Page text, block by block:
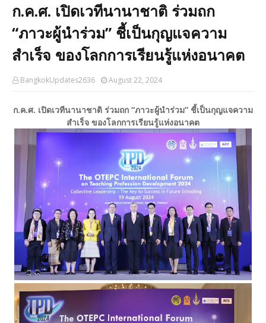
ก.ค.ศ. เปิดเวทีนานาชาติ ร่วมถก
“ภาวะผู้นำร่วม” ชี้เป็นกุญแจความ
สำเร็จ ของโลกการเรียนรู้แห่งอนาคต
BangkokUpdates2636 August 22, 2024
ก.ค.ศ. เปิดเวทีนานาชาติ ร่วมถก “ภาวะผู้นำร่วม” ชี้เป็นกุญแจความ
สำเร็จ ของโลกการเรียนรู้แห่งอนาคต